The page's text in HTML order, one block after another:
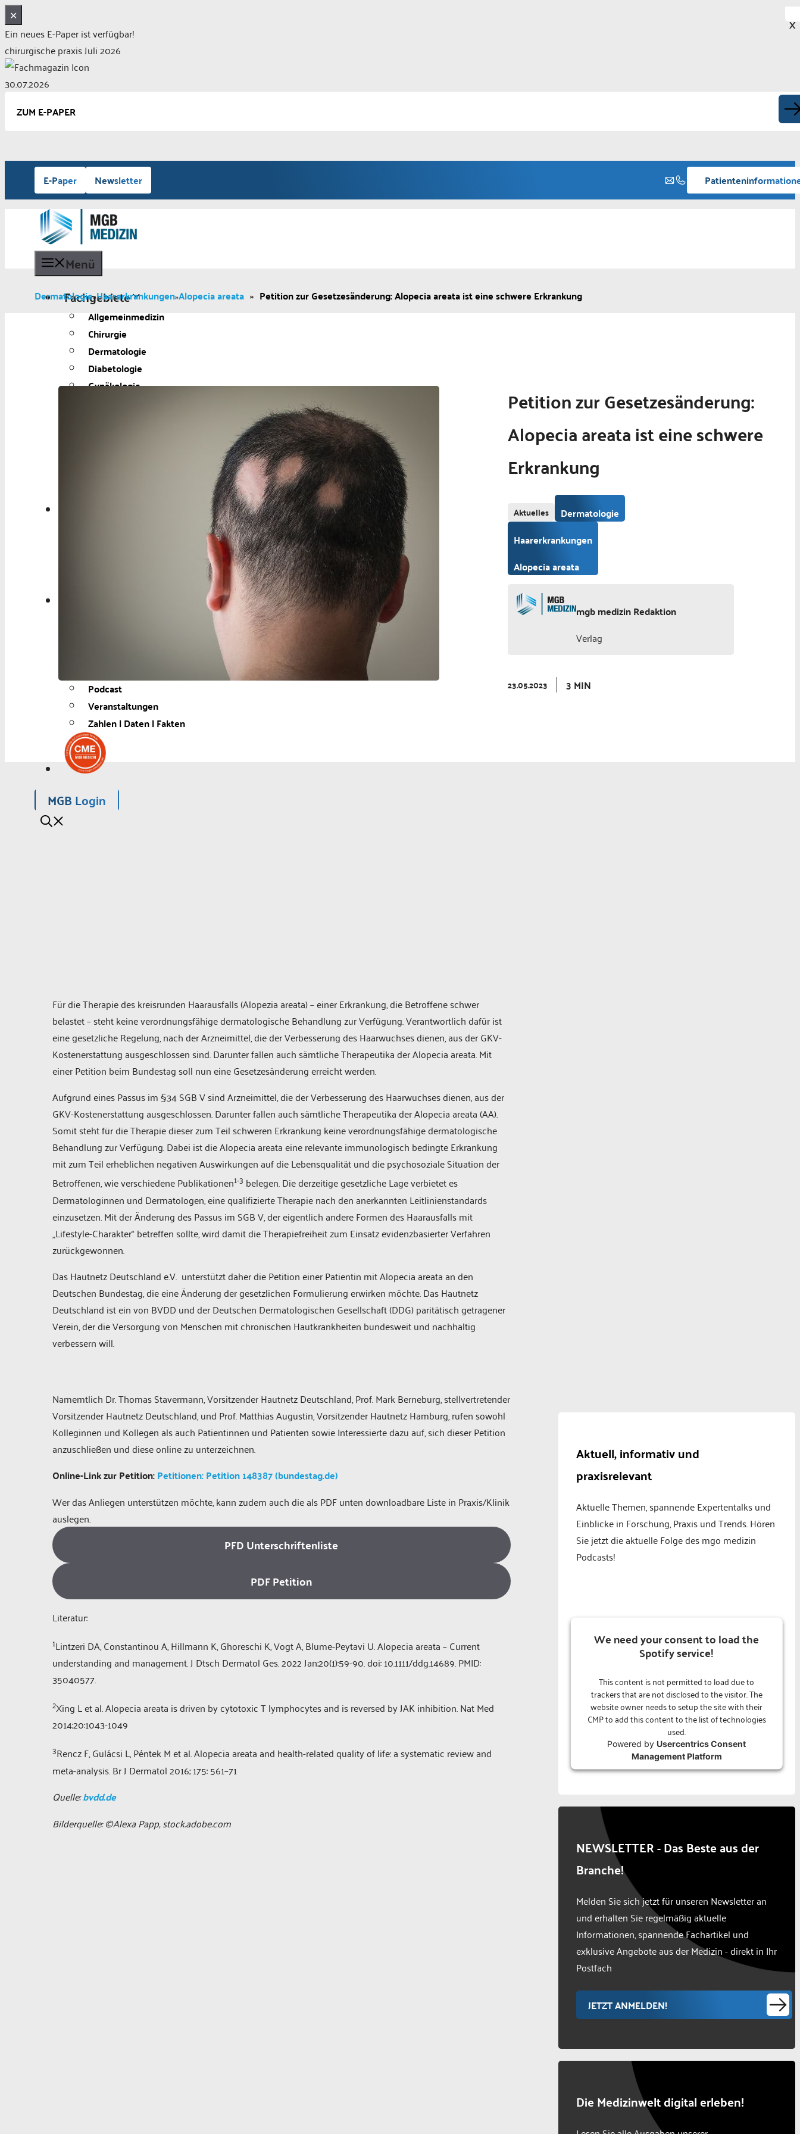
✕
Ein neues E-Paper ist verfügbar!
chirurgische praxis Juli 2026
30.07.2026
ZUM E-PAPER
springen
E-Paper Newsletter
Menü
Fachgebiete
Allgemeinmedizin
Chirurgie
Dermatologie
Diabetologie
Gynäkologie
Podcast
Veranstaltungen
Zahlen | Daten | Fakten
MGB Login
Dermatologie»Haarerkrankungen»Alopecia areata » Petition zur Gesetzesänderung: Alopecia areata ist eine schwere Erkrankung
Petition zur Gesetzesänderung:
Alopecia areata ist eine schwere
Erkrankung
Aktuelles
Dermatologie
Haarerkrankungen
Alopecia areata
mgb medizin Redaktion
Verlag
23.05.2023 3 MIN
Für die Therapie des kreisrunden Haarausfalls (Alopezia areata) – einer Erkrankung, die Betroffene schwer
belastet – steht keine verordnungsfähige dermatologische Behandlung zur Verfügung. Verantwortlich dafür ist
eine gesetzliche Regelung, nach der Arzneimittel, die der Verbesserung des Haarwuchses dienen, aus der GKV-
Kostenerstattung ausgeschlossen sind. Darunter fallen auch sämtliche Therapeutika der Alopecia areata. Mit
einer Petition beim Bundestag soll nun eine Gesetzesänderung erreicht werden.
Aufgrund eines Passus im §34 SGB V sind Arzneimittel, die der Verbesserung des Haarwuchses dienen, aus der
GKV-Kostenerstattung ausgeschlossen. Darunter fallen auch sämtliche Therapeutika der Alopecia areata (AA).
Somit steht für die Therapie dieser zum Teil schweren Erkrankung keine verordnungsfähige dermatologische
Behandlung zur Verfügung. Dabei ist die Alopecia areata eine relevante immunologisch bedingte Erkrankung
mit zum Teil erheblichen negativen Auswirkungen auf die Lebensqualität und die psychosoziale Situation der
Betroffenen, wie verschiedene Publikationen1-3 belegen. Die derzeitige gesetzliche Lage verbietet es
Dermatologinnen und Dermatologen, eine qualifizierte Therapie nach den anerkannten Leitlinienstandards
einzusetzen. Mit der Änderung des Passus im SGB V, der eigentlich andere Formen des Haarausfalls mit
„Lifestyle-Charakter“ betreffen sollte, wird damit die Therapiefreiheit zum Einsatz evidenzbasierter Verfahren
zurückgewonnen.
Das Hautnetz Deutschland e.V. unterstützt daher die Petition einer Patientin mit Alopecia areata an den
Deutschen Bundestag, die eine Änderung der gesetzlichen Formulierung erwirken möchte. Das Hautnetz
Deutschland ist ein von BVDD und der Deutschen Dermatologischen Gesellschaft (DDG) paritätisch getragener
Verein, der die Versorgung von Menschen mit chronischen Hautkrankheiten bundesweit und nachhaltig
verbessern will.
Namemtlich Dr. Thomas Stavermann, Vorsitzender Hautnetz Deutschland, Prof. Mark Berneburg, stellvertretender
Vorsitzender Hautnetz Deutschland, und Prof. Matthias Augustin, Vorsitzender Hautnetz Hamburg, rufen sowohl
Kolleginnen und Kollegen als auch Patientinnen und Patienten sowie Interessierte dazu auf, sich dieser Petition
anzuschließen und diese online zu unterzeichnen.
Online-Link zur Petition:Petitionen: Petition 148387 (bundestag.de)
Wer das Anliegen unterstützen möchte, kann zudem auch die als PDF unten downloadbare Liste in Praxis/Klinik
auslegen.
PFD Unterschriftenliste
PDF Petition
Literatur:
1Lintzeri DA, Constantinou A, Hillmann K, Ghoreschi K, Vogt A, Blume-Peytavi U. Alopecia areata – Current
understanding and management. J Dtsch Dermatol Ges. 2022 Jan;20(1):59-90. doi: 10.1111/ddg.14689. PMID:
35040577.
2Xing L et al. Alopecia areata is driven by cytotoxic T lymphocytes and is reversed by JAK inhibition. Nat Med
2014;20:1043-1049
3Rencz F, Gulácsi L, Péntek M et al. Alopecia areata and health-related quality of life: a systematic review and
meta-analysis. Br J Dermatol 2016; 175: 561–71
Quelle:bvdd.de
Bilderquelle: ©Alexa Papp, stock.adobe.com
Aktuell, informativ und
praxisrelevant
Aktuelle Themen, spannende Expertentalks und
Einblicke in Forschung, Praxis und Trends. Hören
Sie jetzt die aktuelle Folge des mgo medizin
Podcasts!
We need your consent to load the
Spotify service!
This content is not permitted to load due to
trackers that are not disclosed to the visitor. The
website owner needs to setup the site with their
CMP to add this content to the list of technologies
used.
Powered byUsercentrics Consent
Management Platform
NEWSLETTER - Das Beste aus der
Branche!
Melden Sie sich jetzt für unseren Newsletter an
und erhalten Sie regelmäßig aktuelle
Informationen, spannende Fachartikel und
exklusive Angebote aus der Medizin - direkt in Ihr
Postfach
JETZT ANMELDEN!
Die Medizinwelt digital erleben!
X